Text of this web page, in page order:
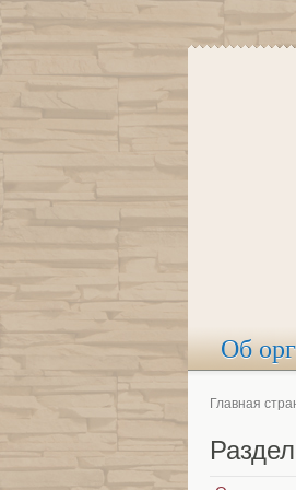
Об
Главная